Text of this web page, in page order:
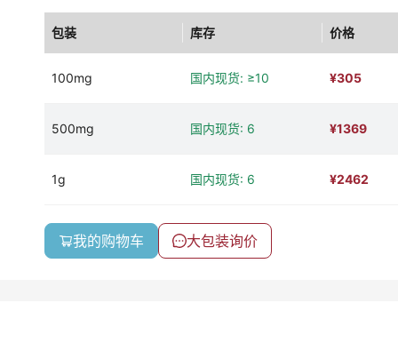
包装 库存 价格
100mg 国内现货: ≥10 ¥305
500mg 国内现货: 6 ¥1369
1g 国内现货: 6 ¥2462
我的购物车 大包装询价